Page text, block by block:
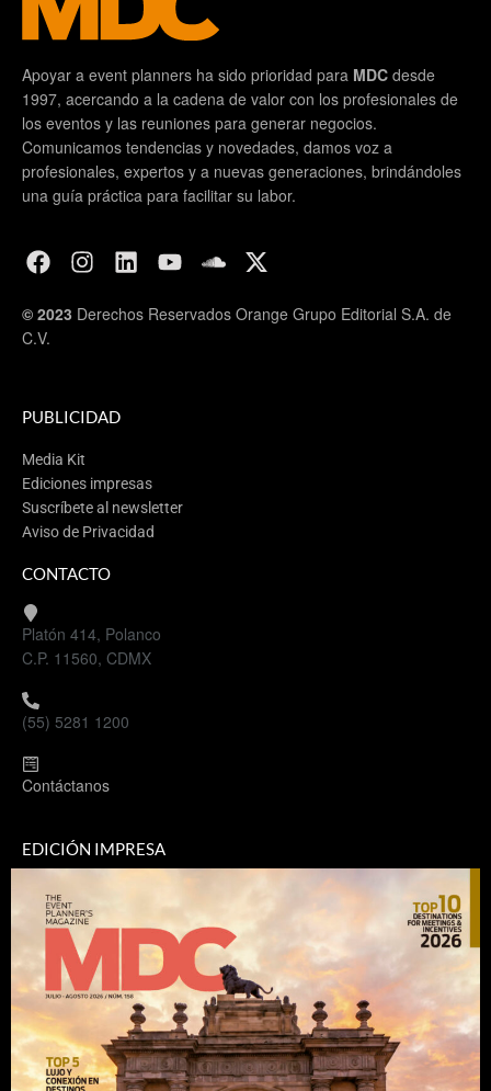
Apoyar a event planners ha sido prioridad para MDC desde
1997, acercando a la cadena de valor con los profesionales de
los eventos y las reuniones para generar negocios.
Comunicamos tendencias y novedades, damos voz a
profesionales, expertos y a nuevas generaciones, brindándoles
una guía práctica para facilitar su labor.
© 2023 Derechos Reservados Orange Grupo Editorial S.A. de
C.V.
PUBLICIDAD
Media Kit
Ediciones impresas
Suscríbete al newsletter
Aviso de Privacidad
CONTACTO
Platón 414, Polanco
C.P. 11560, CDMX
(55) 5281 1200
Contáctanos
EDICIÓN IMPRESA